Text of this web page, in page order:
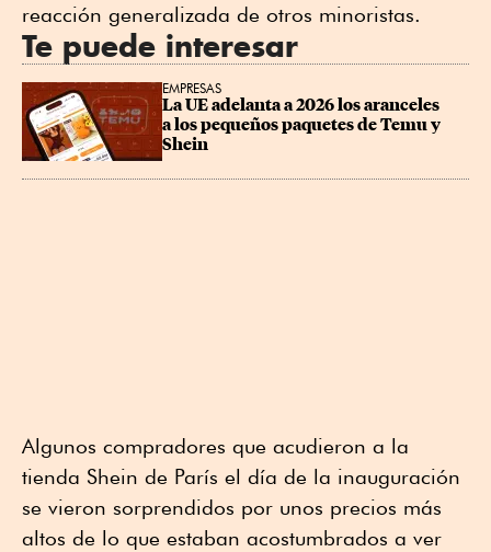
reacción generalizada de otros minoristas.
Te puede interesar
EMPRESAS
La UE adelanta a 2026 los aranceles
a los pequeños paquetes de Temu y
Shein
Algunos compradores que acudieron a la
tienda Shein de París el día de la inauguración
se vieron sorprendidos por unos precios más
altos de lo que estaban acostumbrados a ver